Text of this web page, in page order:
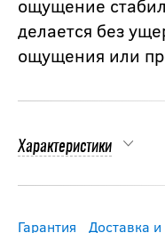
делается без
ощущения или
Характеристики
Гарантия Доставка и